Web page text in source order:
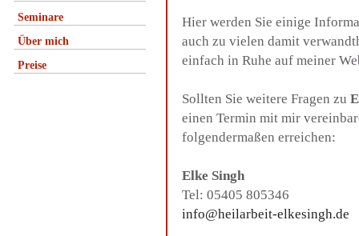
Seminare
Über mich
Preise
Hier werden Sie einige
auch zu vielen damit
einfach in Ruhe auf meiner
Sollten Sie weitere Fragen zu
einen Termin mit mir
folgendermaßen erreichen:
Elke Singh
Tel: 05405 805346
info@heilarbeit-elkesingh.de